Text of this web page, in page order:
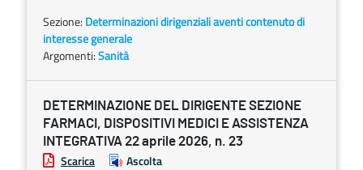
Sezione: Determinazioni dirigenziali aventi contenuto di
interesse generale
Argomenti:Sanità
DETERMINAZIONE DEL DIRIGENTE SEZIONE
FARMACI, DISPOSITIVI MEDICI E ASSISTENZA
INTEGRATIVA 22 aprile 2026, n. 23
Scarica Ascolta